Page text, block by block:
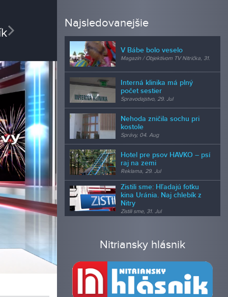
Next
Najsledovanejšie
V Bábe bolo veselo
Magazín / Objektívom TV Nitrička, 31.
Interná klinika má plný
počet sestier
Spravodajstvo, 29. Jul
Nehoda zničila sochu pri
kostole
Správy, 04. Aug
Hotel pre psov HAVKO – psí
raj na zemi
Reklama, 29. Jul
Zistili sme: Hľadajú fotku
kina Uránia. Naj chlebík z
Nitry
Zistili sme, 31. Jul
Nitriansky hlásnik